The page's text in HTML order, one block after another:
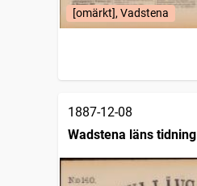
[omärkt], Vadstena
1887-12-08
Wadstena läns tidning